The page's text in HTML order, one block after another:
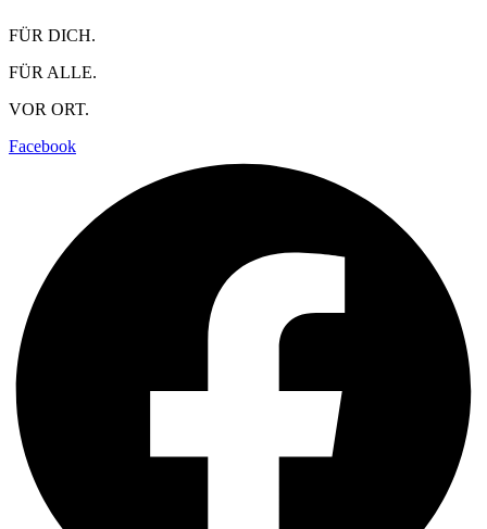
FÜR DICH.
FÜR ALLE.
VOR ORT.
Facebook